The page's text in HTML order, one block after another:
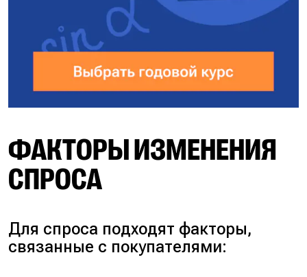
ФАКТОРЫ ИЗМЕНЕНИЯ
СПРОСА
Для спроса подходят факторы,
связанные с покупателями: